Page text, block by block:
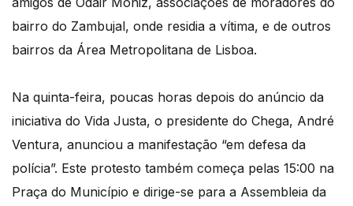
bairro do Zambujal, onde residia a vítima, e de outros
bairros da Área Metropolitana de Lisboa.
Na quinta-feira, poucas horas depois do anúncio da
iniciativa do Vida Justa, o presidente do Chega, André
Ventura, anunciou a manifestação “em defesa da
polícia”. Este protesto também começa pelas 15:00 na
Praça do Município e dirige-se para a Assembleia da